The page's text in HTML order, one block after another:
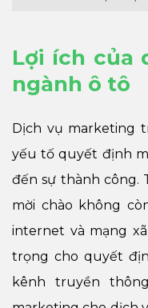
Lợi ích của
ngành ô tô
Dịch vụ marketing
yếu tố quyết định
đến sự thành công.
mời chào không
internet và mạng
trọng cho quyết
kênh truyền